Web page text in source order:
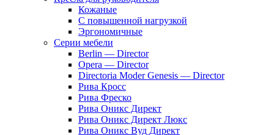
Кожаные
С повышенной нагрузкой
Эргономичные
Серии мебели
Berlin — Director
Opera — Director
Directoria Moder Genesis — Director
Рива Кросс
Рива Фреско
Рива Оникс Директ
Рива Оникс Директ Люкс
Рива Оникс Вуд Директ